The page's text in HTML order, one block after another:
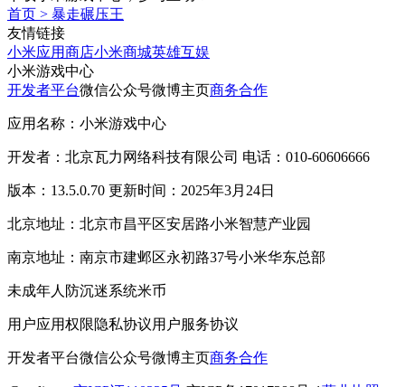
首页 > 暴走碾压王
友情链接
小米应用商店小米商城英雄互娱
小米游戏中心
开发者平台微信公众号微博主页商务合作
应用名称：小米游戏中心
开发者：北京瓦力网络科技有限公司 电话：010-60606666
版本：13.5.0.70 更新时间：2025年3月24日
北京地址：北京市昌平区安居路小米智慧产业园
南京地址：南京市建邺区永初路37号小米华东总部
未成年人防沉迷系统米币
用户应用权限隐私协议用户服务协议
开发者平台微信公众号微博主页商务合作